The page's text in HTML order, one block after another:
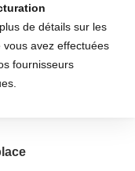
de détails sur les
avez effectuées
fournisseurs